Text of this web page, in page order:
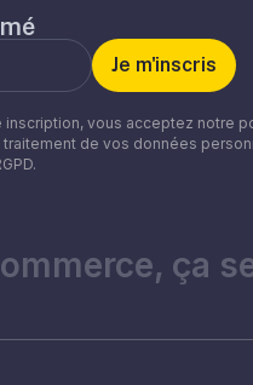
inscription, vous acceptez notre
de vos données
ça